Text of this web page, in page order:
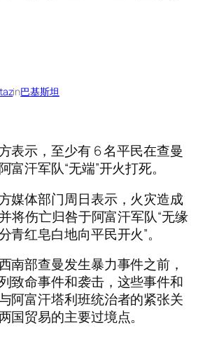
in巴基斯坦
表示，至少有 6 名平民在查曼
富汗军队“无端”开火打死。
媒体部门周日表示，火灾造成
将伤亡归咎于阿富汗军队“无缘
青红皂白地向平民开火”。
南部查曼发生暴力事件之前，
致命事件和袭击，这些事件和
阿富汗塔利班统治者的紧张关
国贸易的主要过境点。